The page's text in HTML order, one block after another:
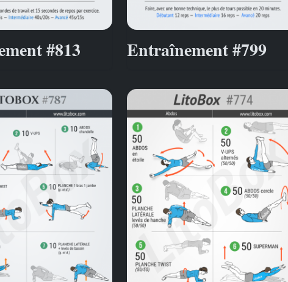
#813 Entraînement #799